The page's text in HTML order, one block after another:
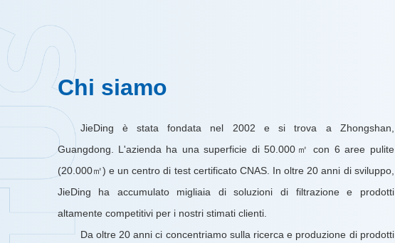
Chi siamo
JieDing è stata fondata nel 2002 e si trova a Zhongshan,
Guangdong. L'azienda ha una superficie di 50.000㎡ con 6 aree pulite
(20.000㎡) e un centro di test certificato CNAS. In oltre 20 anni di sviluppo,
JieDing ha accumulato migliaia di soluzioni di filtrazione e prodotti
altamente competitivi per i nostri stimati clienti.
Da oltre 20 anni ci concentriamo sulla ricerca e produzione di prodotti